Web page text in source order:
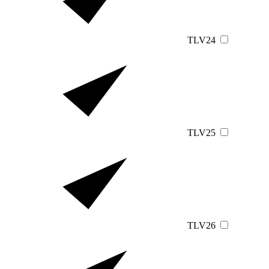
TLV24
TLV25
TLV26